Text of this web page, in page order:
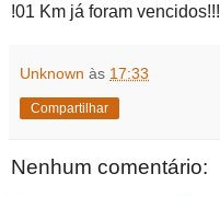
!01 Km já foram vencidos!!!
Unknown às 17:33
Compartilhar
Nenhum comentário: